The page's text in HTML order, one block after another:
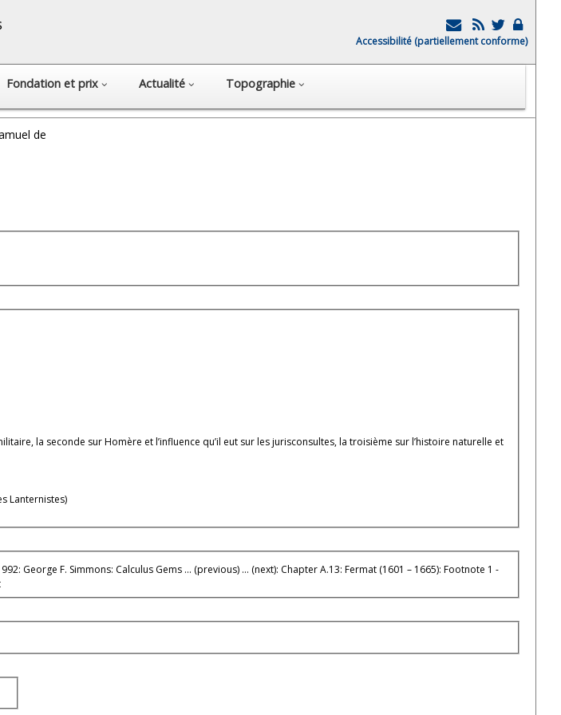
Accessibilité (partiellement conforme)
Fondation et prix Actualité Topographie
de
la seconde sur Homère et l’influence qu’il eut sur les jurisconsultes, la troisième sur l’histoire naturelle et
Lanternistes)
George F. Simmons: Calculus Gems ... (previous) ... (next): Chapter A.13: Fermat (1601 – 1665): Footnote 1 -